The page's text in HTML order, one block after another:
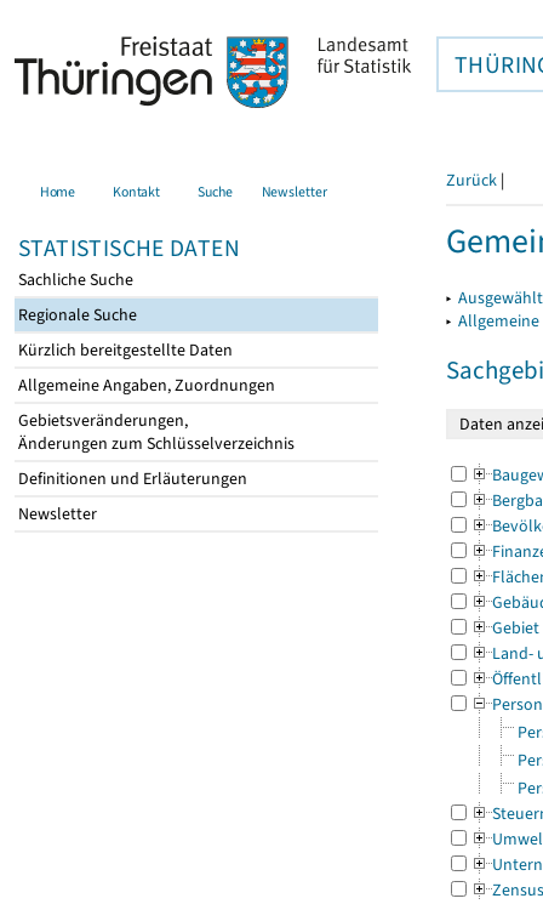
Home Kontakt Suche Newsletter
STATISTISCHE DATEN
Sachliche Suche
Regionale Suche
Kürzlich bereitgestellte Daten
Allgemeine Angaben, Zuordnungen
Gebietsveränderungen,
Änderungen zum Schlüsselverzeichnis
Definitionen und Erläuterungen
Newsletter
Zurück |
▸
▸
Gebiet
Land-
Zensus